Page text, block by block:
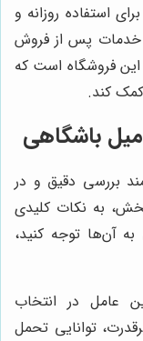
استفاده روزانه و
خدمات پس از فروش
فروشگاه است که
کند.
باشگاهی
بررسی دقیق و در
به نکات کلیدی
آن‌ها توجه کنید،
عامل در انتخاب
توانایی تحمل